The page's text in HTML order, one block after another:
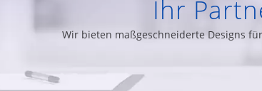
Ihr
Wir bieten maßgeschneiderte Designs